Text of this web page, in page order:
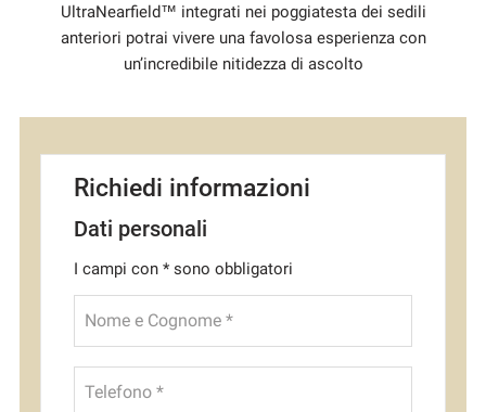
UltraNearfield™ integrati nei poggiatesta dei sedili
anteriori potrai vivere una favolosa esperienza con
un’incredibile nitidezza di ascolto
Richiedi informazioni
Dati personali
I campi con * sono obbligatori
Nome e Cognome *
Telefono *